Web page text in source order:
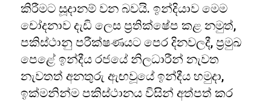
කිරීමට සූදානම් වන බවයි. ඉන්දියාව මෙම
චෝදනාව දැඩි ලෙස ප්‍රතික්ෂේප කළ නමුත්,
පකිස්ථානු පරීක්ෂණයට පෙර දිනවලදී, ප්‍රමුඛ
පෙළේ ඉන්දීය රජයේ නිලධාරීන් නැවත
නැවතත් අනතුරු ඇඟවූයේ ඉන්දීය හමුදා,
ඉක්මනින්ම පකිස්ථානය විසින් අත්පත් කර